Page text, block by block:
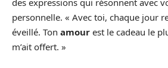
personnelle. « Avec toi, chaque jour
éveillé. Ton amour est le cadeau le
m’ait offert. »